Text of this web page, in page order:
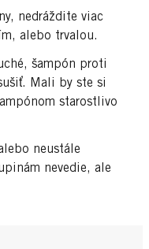
nedráždite viac
alebo trvalou.
šampón proti
Mali by ste si
starostlivo
neustále
nevedie, ale